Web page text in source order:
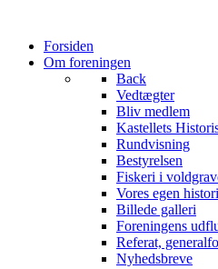
Forsiden
Om foreningen
Back
Vedtægter
Bliv medlem
Kastellets
Rundvisning
Bestyrelsen
Fiskeri i
Vores egen
Billede galleri
Foreningens
Referat,
Nyhedsbreve